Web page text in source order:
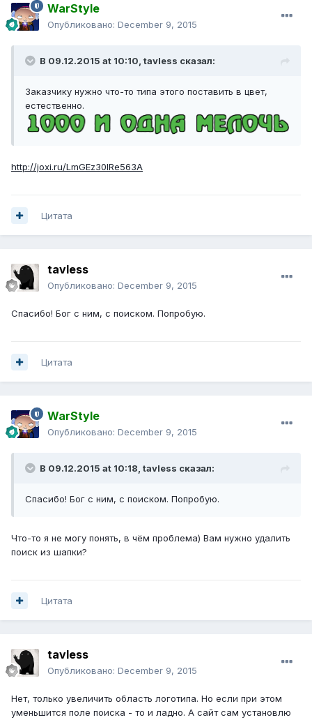
WarStyle
Опубликовано: December 9, 2015
В 09.12.2015 at 10:10, tavless сказал:
Заказчику нужно что-то типа этого поставить в цвет,
естественно.
http://joxi.ru/LmGEz30IRe563A
Цитата
tavless
Опубликовано: December 9, 2015
Спасибо! Бог с ним, с поиском. Попробую.
Цитата
WarStyle
Опубликовано: December 9, 2015
В 09.12.2015 at 10:18, tavless сказал:
Спасибо! Бог с ним, с поиском. Попробую.
Что-то я не могу понять, в чём проблема) Вам нужно удалить
поиск из шапки?
Цитата
tavless
Опубликовано: December 9, 2015
Нет, только увеличить область логотипа. Но если при этом
уменьшится поле поиска - то и ладно. А сайт сам установлю